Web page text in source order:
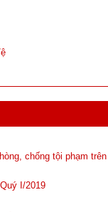
chống tội phạm
I/2019